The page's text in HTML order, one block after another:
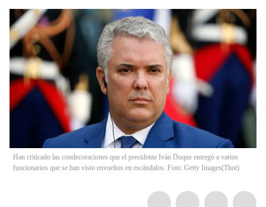
Han criticado las condecoraciones que el presidente Iván Duque entregó a varios
funcionarios que se han visto envueltos en escándalos. Foto: Getty Images(Thot)